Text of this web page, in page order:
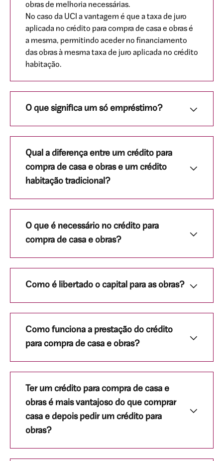
obras de melhoria necessárias.
No caso da UCI a vantagem é que a taxa de juro
aplicada no crédito para compra de casa e obras é
a mesma, permitindo aceder no financiamento
das obras à mesma taxa de juro aplicada no crédito
habitação.
O que significa um só empréstimo?
Qual a diferença entre um crédito para
compra de casa e obras e um crédito
habitação tradicional?
O que é necessário no crédito para
compra de casa e obras?
Como é libertado o capital para as obras?
Como funciona a prestação do crédito
para compra de casa e obras?
Ter um crédito para compra de casa e
obras é mais vantajoso do que comprar
casa e depois pedir um crédito para
obras?